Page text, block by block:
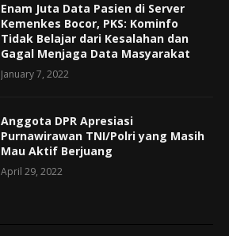
Enam Juta Data Pasien di Server
Kemenkes Bocor, PKS: Kominfo
Tidak Belajar dari Kesalahan dan
Gagal Menjaga Data Masyarakat
January 7, 2022
Anggota DPR Apresiasi
Purnawirawan TNI/Polri yang Masih
Mau Aktif Berjuang
April 29, 2022